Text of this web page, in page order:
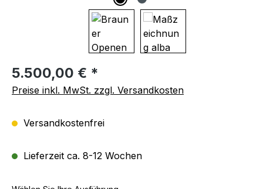
Regulärer Preis:
5.500,00 € *
Preise inkl. MwSt. zzgl. Versandkosten
Versandkostenfrei
Lieferzeit ca. 8-12 Wochen